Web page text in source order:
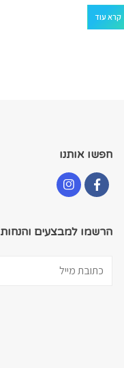
קרא עוד
חפשו אותנו
הרשמו למבצעים והנחות